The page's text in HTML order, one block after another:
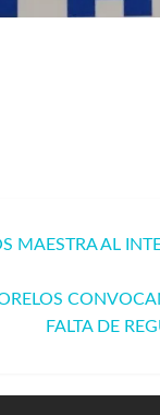
MAESTRA AL
FALTA DE